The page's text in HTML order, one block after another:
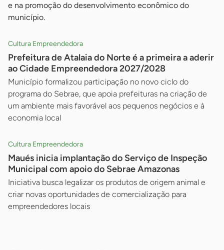
e na promoção do desenvolvimento econômico do
município.
Cultura Empreendedora
Prefeitura de Atalaia do Norte é a primeira a aderir
ao Cidade Empreendedora 2027/2028
Município formalizou participação no novo ciclo do
programa do Sebrae, que apoia prefeituras na criação de
um ambiente mais favorável aos pequenos negócios e à
economia local
Cultura Empreendedora
Maués inicia implantação do Serviço de Inspeção
Municipal com apoio do Sebrae Amazonas
Iniciativa busca legalizar os produtos de origem animal e
criar novas oportunidades de comercialização para
empreendedores locais